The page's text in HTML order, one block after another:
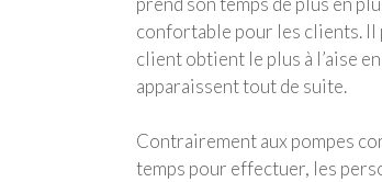
confortable pour les clients.
client obtient le plus à l’aise
apparaissent tout de suite.
Contrairement aux pompes
temps pour effectuer, les